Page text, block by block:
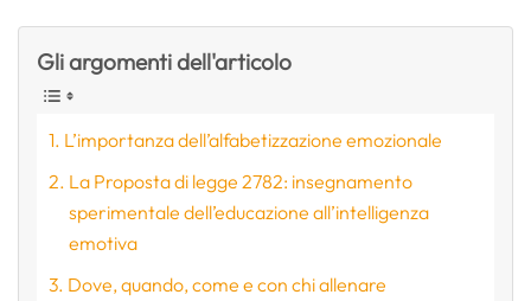
Gli argomenti dell'articolo
L’importanza dell’alfabetizzazione emozionale
La Proposta di legge 2782: insegnamento
sperimentale dell’educazione all’intelligenza
emotiva
Dove, quando, come e con chi allenare